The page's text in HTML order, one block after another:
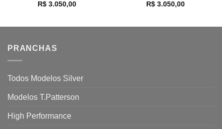
R$3.050,00
R$3.050,00
PRANCHAS
Todos Modelos Silver
Modelos T.Patterson
High Performance